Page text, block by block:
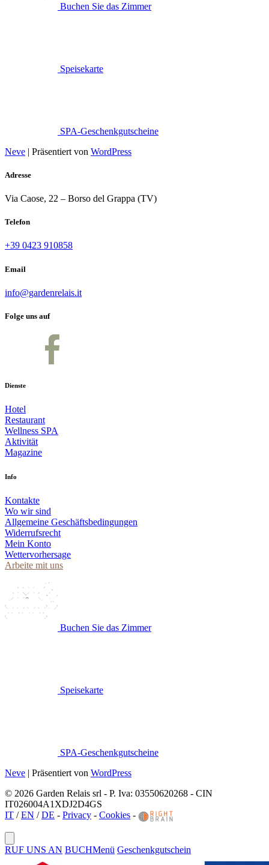
Buchen Sie das Zimmer
Speisekarte
SPA-Geschenkgutscheine
Neve | Präsentiert von WordPress
Adresse
Via Caose, 22 – Borso del Grappa (TV)
Telefon
+39 0423 910858
Email
info@gardenrelais.it
Folge uns auf
Dienste
Hotel
Restaurant
Wellness SPA
Aktivität
Magazine
Info
Kontakte
Wo wir sind
Allgemeine Geschäftsbedingungen
Widerrufsrecht
Mein Konto
Wettervorhersage
Arbeite mit uns
Buchen Sie das Zimmer
Speisekarte
SPA-Geschenkgutscheine
Neve | Präsentiert von WordPress
© 2026 Garden Relais srl - P. Iva: 03550620268 - CIN
IT026004A1XDJ2D4GS
IT /EN /DE - Privacy - Cookies -
RUF UNS AN BUCHMenü Geschenkgutschein